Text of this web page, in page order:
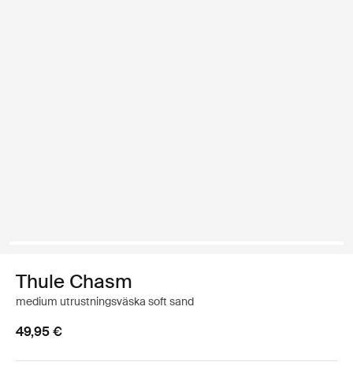
Thule Chasm
medium utrustningsväska soft sand
49,95 €